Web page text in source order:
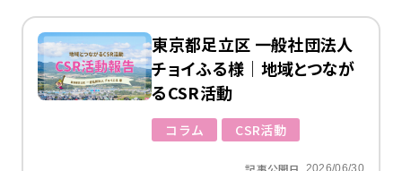
東京都足立区 一般社団法人
チョイふる様｜地域とつなが
るCSR活動
コラム CSR活動
2026/06/30